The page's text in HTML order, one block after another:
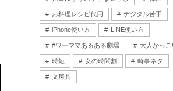
お料理レシピ代用 デジタル苦手
iPhone使い方 LINE使い方
#ワーママあるある劇場 大人かっこ
時短 女の時間割 時事ネタ
文房具